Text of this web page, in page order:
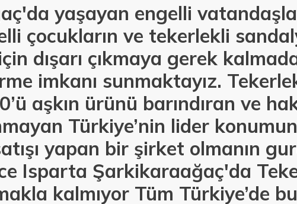
yaşayan engelli
çocukların ve tekerlekli
dışarı çıkmaya gerek
imkanı sunmaktayız.
aşkın ürünü barındıran ve
Türkiye’nin lider
yapan bir şirket olmanın
Isparta Şarkikaraağaç'da
kalmıyor Tüm Türkiye’de